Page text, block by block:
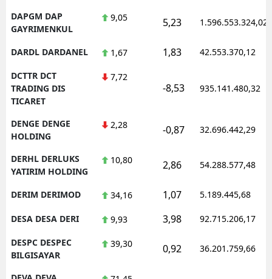
DAPGM DAP
GAYRIMENKUL
9,05 5,23 1.596.553.324,02
DARDL DARDANEL 1,67 1,83 42.553.370,12
DCTTR DCT
TRADING DIS
TICARET
7,72
-8,53 935.141.480,32
DENGE DENGE
HOLDING
2,28 -0,87 32.696.442,29
DERHL DERLUKS
YATIRIM HOLDING
10,80 2,86 54.288.577,48
DERIM DERIMOD 34,16 1,07 5.189.445,68
DESA DESA DERI 9,93 3,98 92.715.206,17
DESPC DESPEC
BILGISAYAR
39,30 0,92 36.201.759,66